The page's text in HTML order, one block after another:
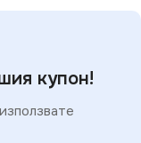
купон!